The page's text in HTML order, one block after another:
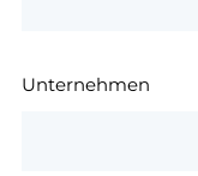
Unternehmen